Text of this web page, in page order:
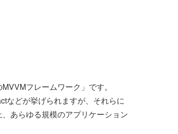
フレームワーク」です。
などが挙げられますが、それらに
あらゆる規模のアプリケーション